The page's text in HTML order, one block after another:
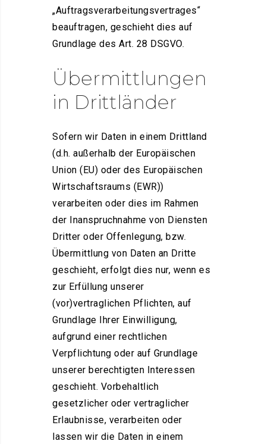
„Auftragsverarbeitungsvertrages“
beauftragen, geschieht dies auf
Grundlage des Art. 28 DSGVO.
Übermittlungen
in Drittländer
Sofern wir Daten in einem Drittland
(d.h. außerhalb der Europäischen
Union (EU) oder des Europäischen
Wirtschaftsraums (EWR))
verarbeiten oder dies im Rahmen
der Inanspruchnahme von Diensten
Dritter oder Offenlegung, bzw.
Übermittlung von Daten an Dritte
geschieht, erfolgt dies nur, wenn es
zur Erfüllung unserer
(vor)vertraglichen Pflichten, auf
Grundlage Ihrer Einwilligung,
aufgrund einer rechtlichen
Verpflichtung oder auf Grundlage
unserer berechtigten Interessen
geschieht. Vorbehaltlich
gesetzlicher oder vertraglicher
Erlaubnisse, verarbeiten oder
lassen wir die Daten in einem